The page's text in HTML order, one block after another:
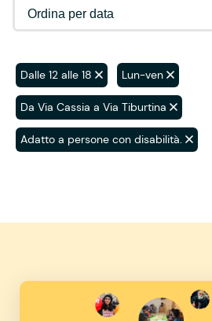
Dalle 12 alle 18 Lun-ven
Da Via Cassia a Via Tiburtina
Adatto a persone con disabilità.